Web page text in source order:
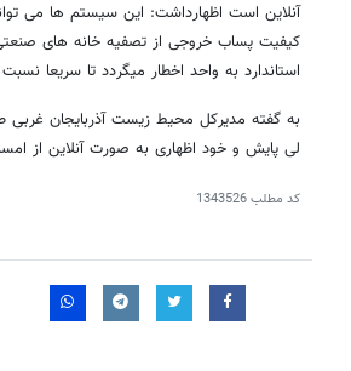
آنلاین است اظهارداشت: این سیستم ها می
کیفیت پساب خروجی از تصفیه خانه های
استاندارد به واحد اخطار میگردد تا سریعا
لی پایش و خود اظهاری به صورت آنلاین از
کد مطلب1343526